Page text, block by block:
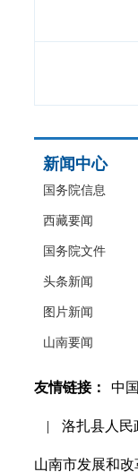
新闻中心
国务院信息
西藏要闻
国务院文件
头条新闻
图片新闻
山南要闻
友情链接： 中
| 洛扎县人民
山南市发展和改